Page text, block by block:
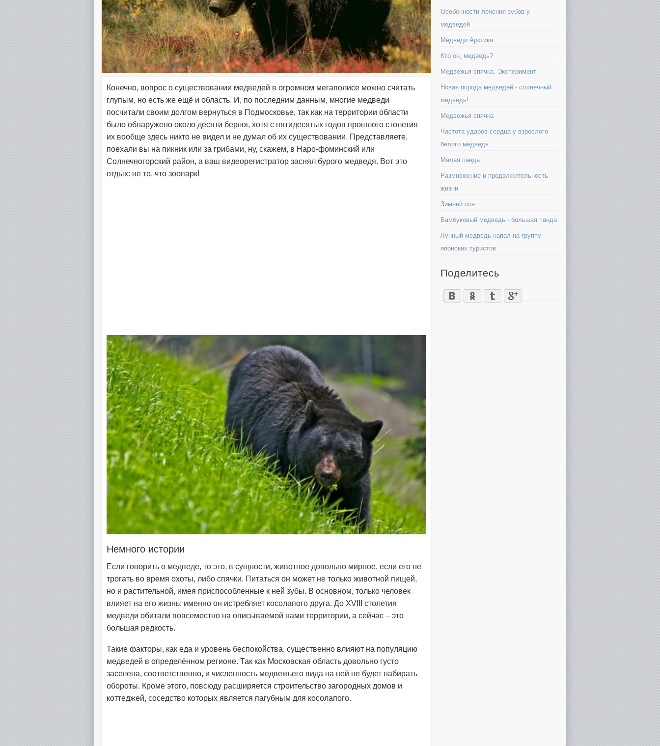
Конечно, вопрос о существовании медведей в огромном мегаполисе можно считать
глупым, но есть же ещё и область. И, по последним данным, многие медведи
посчитали своим долгом вернуться в Подмосковье, так как на территории области
было обнаружено около десяти берлог, хотя с пятидесятых годов прошлого столетия
их вообще здесь никто не видел и не думал об их существовании. Представляете,
поехали вы на пикник или за грибами, ну, скажем, в Наро-фоминский или
Солнечногорский район, а ваш видеорегистратор заснял бурого медведя. Вот это
отдых: не то, что зоопарк!
Немного истории
Если говорить о медведе, то это, в сущности, животное довольно мирное, если его не
трогать во время охоты, либо спячки. Питаться он может не только животной пищей,
но и растительной, имея приспособленные к ней зубы. В основном, только человек
влияет на его жизнь: именно он истребляет косолапого друга. До XVIII столетия
медведи обитали повсеместно на описываемой нами территории, а сейчас – это
большая редкость.
Такие факторы, как еда и уровень беспокойства, существенно влияют на популяцию
медведей в определённом регионе. Так как Московская область довольно густо
заселена, соответственно, и численность медвежьего вида на ней не будет набирать
обороты. Кроме этого, повсюду расширяется строительство загородных домов и
коттеджей, соседство которых является пагубным для косолапого.
Особенности лечения зубов у
медведей
Медведи Арктики
Кто он, медведь?
Медвежья спячка. Эксперимент
Новая порода медведей - солнечный
медведь!
Медвежья спячка
Частота ударов сердца у взрослого
белого медведя
Малая панда
Размножение и продолжительность
жизни
Зимний сон
Бамбуковый медведь - большая панда
Лунный медведь напал на группу
японских туристов
Поделитесь